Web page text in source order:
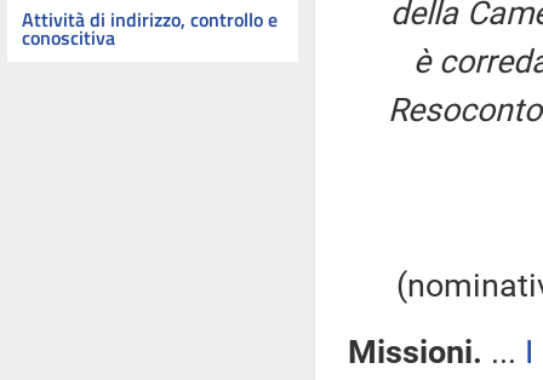
Attività di indirizzo, controllo e
conoscitiva
della
è
Missioni. ... I